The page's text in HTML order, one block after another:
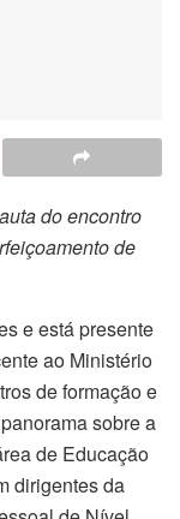
do encontro
de
e está presente
ao Ministério
de formação e
sobre a
de Educação
dirigentes da